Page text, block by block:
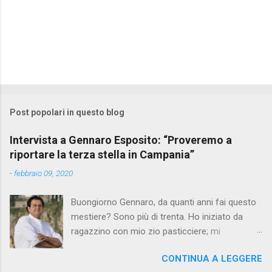
Post popolari in questo blog
Intervista a Gennaro Esposito: “Proveremo a
riportare la terza stella in Campania”
- febbraio 09, 2020
Buongiorno Gennaro, da quanti anni fai questo
mestiere? Sono più di trenta. Ho iniziato da
ragazzino con mio zio pasticciere; mi
creavano dei dolci così saporiti e apprezzati da
CONTINUA A LEGGERE